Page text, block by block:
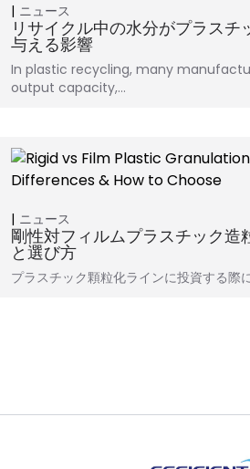
ニュース
リサイクル中の水分がプラスチ
与える影響
In plastic recycling, many
output capacity,…
ニュース
剛性対フィルムプラスチック造
と選び方
プラスチック顆粒化ラインに投資する際